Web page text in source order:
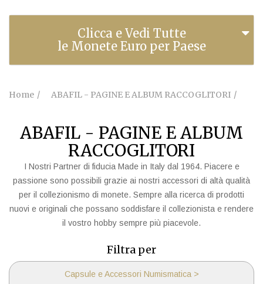
Clicca e Vedi Tutte
le Monete Euro per Paese
Home ABAFIL - PAGINE E ALBUM RACCOGLITORI
ABAFIL - PAGINE E ALBUM
RACCOGLITORI
I Nostri Partner di fiducia Made in Italy dal 1964. Piacere e
passione sono possibili grazie ai nostri accessori di altà qualità
per il collezionismo di monete. Sempre alla ricerca di prodotti
nuovi e originali che possano soddisfare il collezionista e rendere
il vostro hobby sempre più piacevole.
Filtra per
Capsule e Accessori Numismatica >